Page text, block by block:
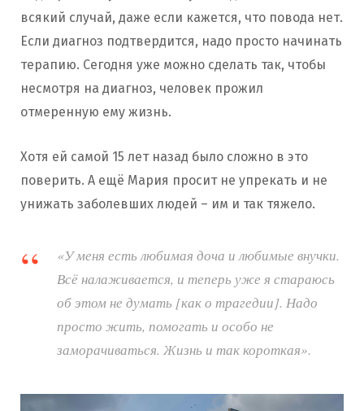
всякий случай, даже если кажется, что повода нет.
Если диагноз подтвердится, надо просто начинать
терапию. Сегодня уже можно сделать так, чтобы
несмотря на диагноз, человек прожил
отмеренную ему жизнь.
Хотя ей самой 15 лет назад было сложно в это
поверить. А ещё Мария просит не упрекать и не
унижать заболевших людей – им и так тяжело.
«У меня есть любимая доча и любимые внучки.
Всё налаживается, и теперь уже я стараюсь
об этом не думать [как о трагедии]. Надо
просто жить, помогать и особо не
заморачиваться. Жизнь и так короткая».